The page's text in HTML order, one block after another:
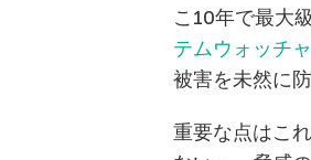
こ10年で最大
テムウォッチ
被害を未然に
重要な点はこ